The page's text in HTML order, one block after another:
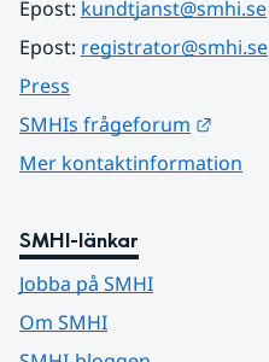
Epost: kundtjanst@smhi.se
Epost: registrator@smhi.se
Press
SMHIs frågeforum
Mer kontaktinformation
SMHI-länkar
Jobba på SMHI
Om SMHI